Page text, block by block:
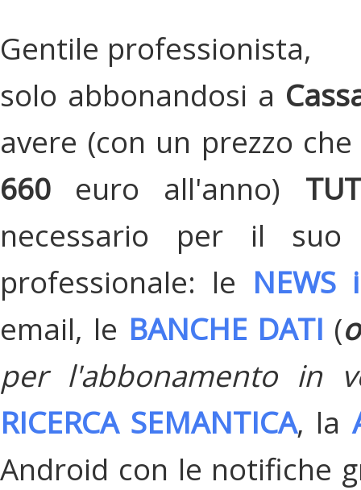
Gentile professionista,
solo abbonandosi a
avere (con un prezzo
660 euro all'anno)
necessario per il suo
professionale: le
email, le BANCHE DATI (
per l'abbonamento in
RICERCA SEMANTICA, la
Android con le notifiche